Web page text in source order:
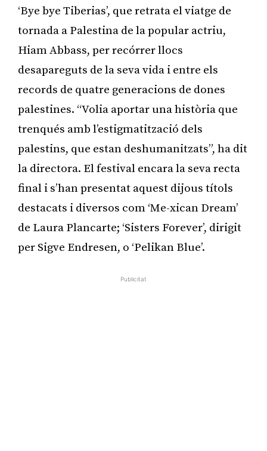
‘Bye bye Tiberias’, que retrata el viatge de
tornada a Palestina de la popular actriu,
Hiam Abbass, per recórrer llocs
desapareguts de la seva vida i entre els
records de quatre generacions de dones
palestines. “Volia aportar una història que
trenqués amb l’estigmatització dels
palestins, que estan deshumanitzats”, ha dit
la directora. El festival encara la seva recta
final i s’han presentat aquest dijous títols
destacats i diversos com ‘Me-xican Dream’
de Laura Plancarte; ‘Sisters Forever’, dirigit
per Sigve Endresen, o ‘Pelikan Blue’.
Publicitat